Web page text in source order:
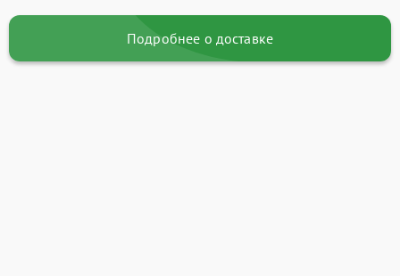
Подробнее о доставке